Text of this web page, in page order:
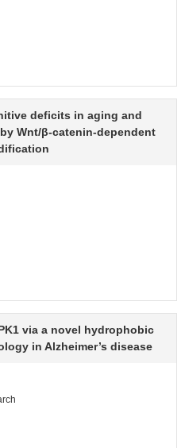
deficits in aging and
Wnt/β-catenin-dependent
via a novel hydrophobic
in Alzheimer’s disease